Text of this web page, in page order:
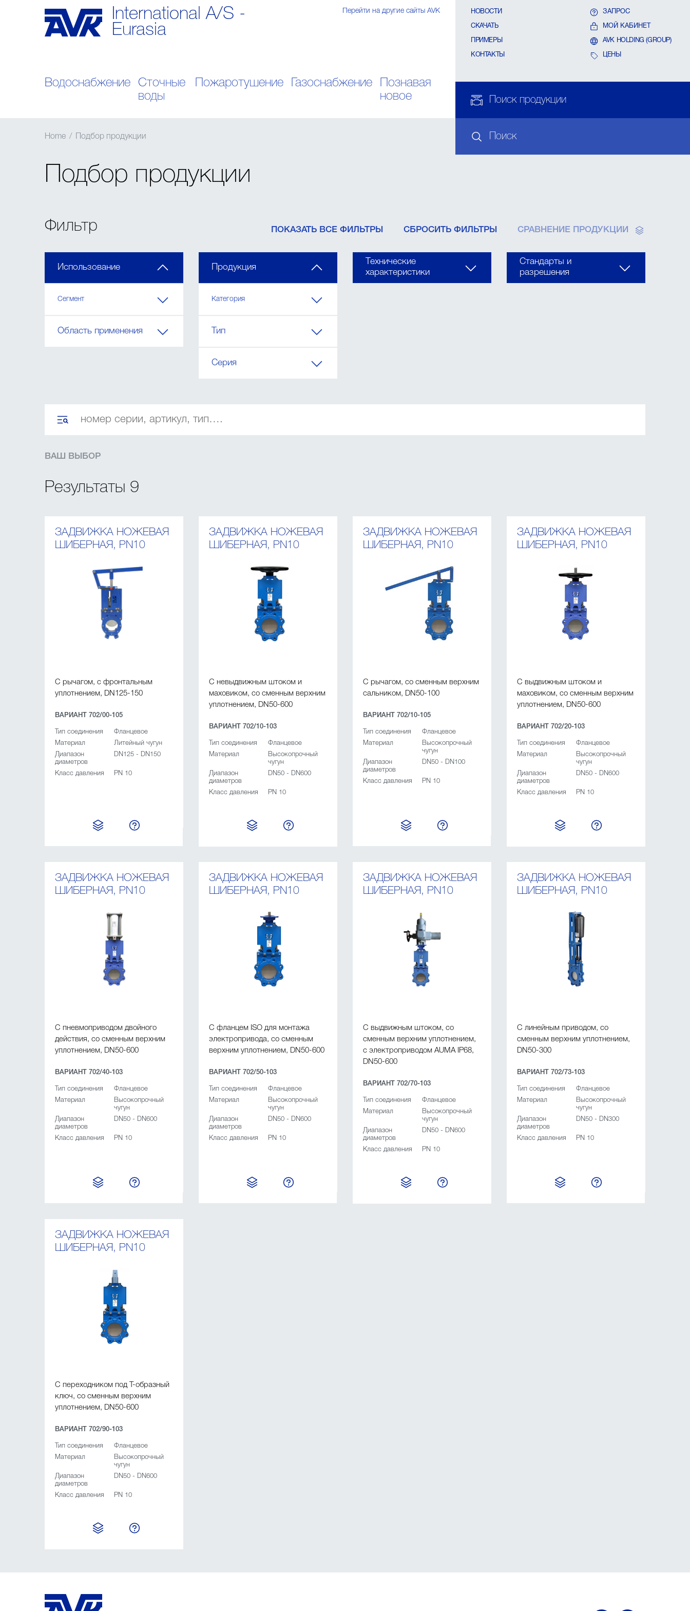
International A/S -
Eurasia
Водоснабжение
Сточные
воды
Пожаротушение Газоснабжение
Познавая
новое
Поиск
Поиск продукции
НОВОСТИ
СКАЧАТЬ
ПРИМЕРЫ
КОНТАКТЫ
ЗАПРОС
МОЙ КАБИНЕТ
AVK HOLDING (GROUP)
ЦЕНЫ
Перейти на другие сайты AVK
Home / Подбор продукции
Подбор продукции
Фильтр ПОКАЗАТЬ ВСЕ ФИЛЬТРЫ СБРОСИТЬ ФИЛЬТРЫ СРАВНЕНИЕ ПРОДУКЦИИ
Использование
Сегмент
Область применения
Продукция
Категория
Тип
Серия
Технические
характеристики
Стандарты и
разрешения
ВАШ ВЫБОР
Результаты 9
ЗАДВИЖКА НОЖЕВАЯ
ШИБЕРНАЯ, PN10
С рычагом, с фронтальным
уплотнением, DN125-150
ВАРИАНТ 702/00-105
Тип соединения
Фланцевое
Материал
Литейный чугун
Диапазон
диаметров
DN125 - DN150
Класс давления PN 10
ЗАДВИЖКА НОЖЕВАЯ
ШИБЕРНАЯ, PN10
С невыдвижным штоком и
маховиком, со сменным верхним
уплотнением, DN50-600
ВАРИАНТ 702/10-103
Тип соединения
Фланцевое
Материал
Высокопрочный
чугун
Диапазон
диаметров
DN50 - DN600
Класс давления PN 10
ЗАДВИЖКА НОЖЕВАЯ
ШИБЕРНАЯ, PN10
С рычагом, со сменным верхним
сальником, DN50-100
ВАРИАНТ 702/10-105
Тип соединения
Фланцевое
Материал
Высокопрочный
чугун
Диапазон
диаметров
DN50 - DN100
Класс давления PN 10
ЗАДВИЖКА НОЖЕВАЯ
ШИБЕРНАЯ, PN10
С выдвижным штоком и
маховиком, со сменным верхним
уплотнением, DN50-600
ВАРИАНТ 702/20-103
Тип соединения
Фланцевое
Материал
Высокопрочный
чугун
Диапазон
диаметров
DN50 - DN600
Класс давления PN 10
ЗАДВИЖКА НОЖЕВАЯ
ШИБЕРНАЯ, PN10
С пневмоприводом двойного
действия, со сменным верхним
уплотнением, DN50-600
ВАРИАНТ 702/40-103
Тип соединения
Фланцевое
Материал
Высокопрочный
чугун
Диапазон
диаметров
DN50 - DN600
Класс давления PN 10
ЗАДВИЖКА НОЖЕВАЯ
ШИБЕРНАЯ, PN10
С фланцем ISO для монтажа
электропривода, со сменным
верхним уплотнением, DN50-600
ВАРИАНТ 702/50-103
Тип соединения
Фланцевое
Материал
Высокопрочный
чугун
Диапазон
диаметров
DN50 - DN600
Класс давления PN 10
ЗАДВИЖКА НОЖЕВАЯ
ШИБЕРНАЯ, PN10
С выдвижным штоком, со
сменным верхним уплотнением,
с электроприводом AUMA IP68,
DN50-600
ВАРИАНТ 702/70-103
Тип соединения
Фланцевое
Материал
Высокопрочный
чугун
Диапазон
диаметров
DN50 - DN600
Класс давления PN 10
ЗАДВИЖКА НОЖЕВАЯ
ШИБЕРНАЯ, PN10
C линейным приводом, со
сменным верхним уплотнением,
DN50-300
ВАРИАНТ 702/73-103
Тип соединения
Фланцевое
Материал
Высокопрочный
чугун
Диапазон
диаметров
DN50 - DN300
Класс давления PN 10
ЗАДВИЖКА НОЖЕВАЯ
ШИБЕРНАЯ, PN10
С переходником под Т-образный
ключ, со сменным верхним
уплотнением, DN50-600
ВАРИАНТ 702/90-103
Тип соединения
Фланцевое
Материал
Высокопрочный
чугун
Диапазон
диаметров
DN50 - DN600
Класс давления PN 10